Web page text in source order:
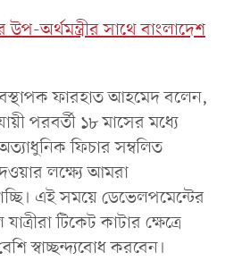
উপ-অর্থমন্ত্রীর সাথে বাংলাদেশ
ফারহাত আহমেদ বলেন,
পরবর্তী ১৮ মাসের মধ্যে
ফিচার সম্বলিত
লক্ষ্যে আমরা
এই সময়ে ডেভেলপমেন্টের
টিকেট কাটার ক্ষেত্রে
স্বাচ্ছন্দ্যবোধ করবেন।